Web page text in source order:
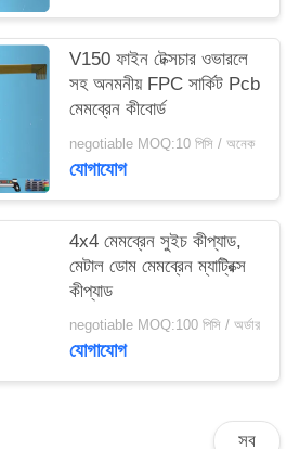
V150 ফাইন টেক্সচার ওভারলে
সহ অনমনীয় FPC সার্কিট Pcb
মেমব্রেন কীবোর্ড
negotiable MOQ:10 পিসি / অনেক
যোগাযোগ
4x4 মেমব্রেন সুইচ কীপ্যাড,
মেটাল ডোম মেমব্রেন ম্যাট্রিক্স
কীপ্যাড
negotiable MOQ:100 পিসি / অর্ডার
যোগাযোগ
সব